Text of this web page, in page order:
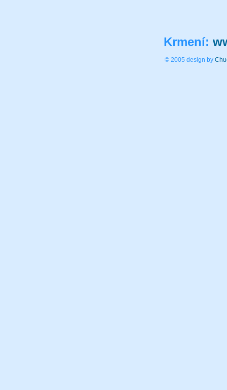
Krmení:
© 2005 design by